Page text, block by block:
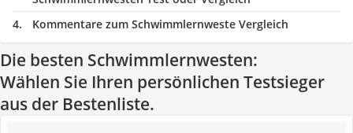
Kommentare zum Schwimmlernweste Vergleich
Die besten Schwimmlernwesten:
Wählen Sie Ihren persönlichen Testsieger
aus der Bestenliste.